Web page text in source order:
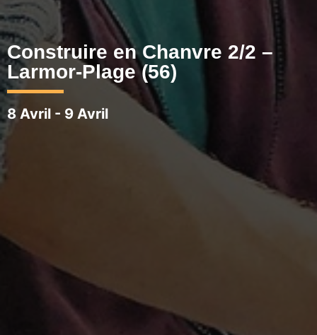
Construire en Chanvre 2/2 –
Larmor-Plage (56)
8 Avril - 9 Avril